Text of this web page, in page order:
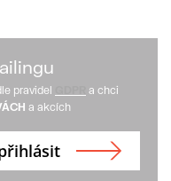
pravidel
a chci
a akcích